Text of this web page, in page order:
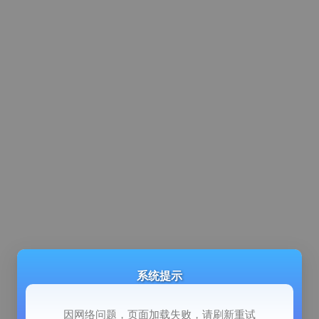
系统提示
因网络问题，页面加载失败，请刷新重试